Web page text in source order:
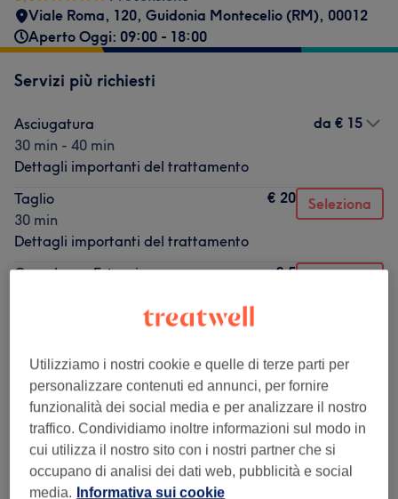
Viale Roma, 120, Guidonia Montecelio (RM), 00012
Aperto Oggi: 09:00 - 18:00
Servizi più richiesti
Asciugatura
30 min - 40 min
Dettagli importanti del trattamento
da € 15
Taglio
30 min
Dettagli importanti del trattamento
€ 20 Seleziona
Consulenza Extension
Dettagli importanti del trattamento
€ 5
45 min
Dettagli importanti del trattamento
Consulenza balayage
5 min
Dettagli importanti del trattamento
€ 1 Seleziona
Utilizziamo i nostri cookie e quelle di terze parti per
personalizzare contenuti ed annunci, per fornire
funzionalità dei social media e per analizzare il nostro
traffico. Condividiamo inoltre informazioni sul modo in
cui utilizza il nostro sito con i nostri partner che si
occupano di analisi dei dati web, pubblicità e social
media. Informativa sui cookie